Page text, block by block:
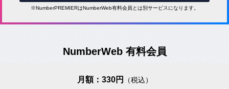
※NumberPREMIERはNumberWeb有料会員とは別サービスになります。
NumberWeb 有料会員
月額：330円 （税込）